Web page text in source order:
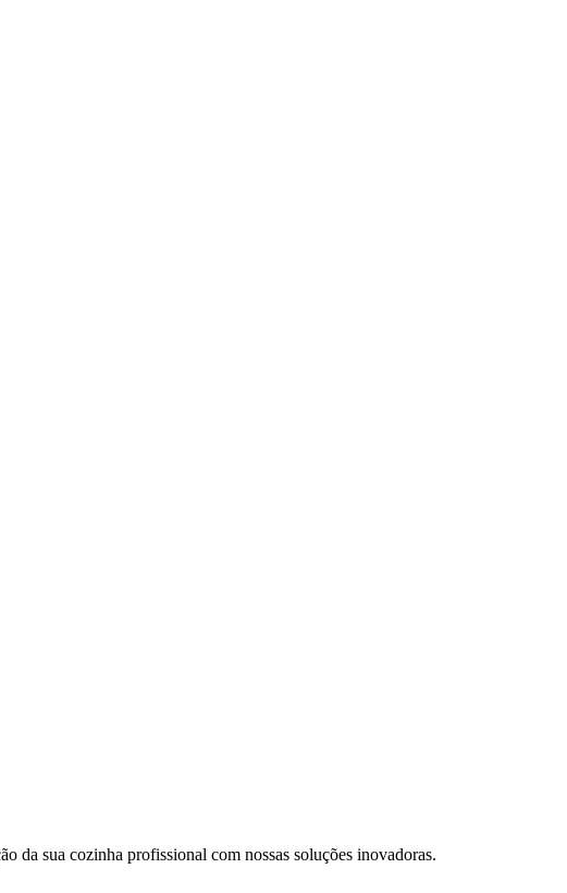
da sua cozinha profissional com nossas soluções inovadoras.